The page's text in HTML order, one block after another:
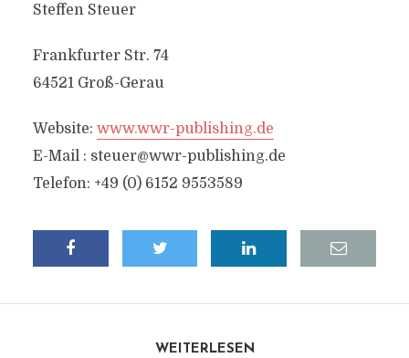
Steffen Steuer
Frankfurter Str. 74
64521 Groß-Gerau
Website: www.wwr-publishing.de
E-Mail : steuer@wwr-publishing.de
Telefon: +49 (0) 6152 9553589
WEITERLESEN